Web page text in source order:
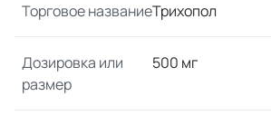
Торговое названиеТрихопол
Дозировка или
размер
500 мг